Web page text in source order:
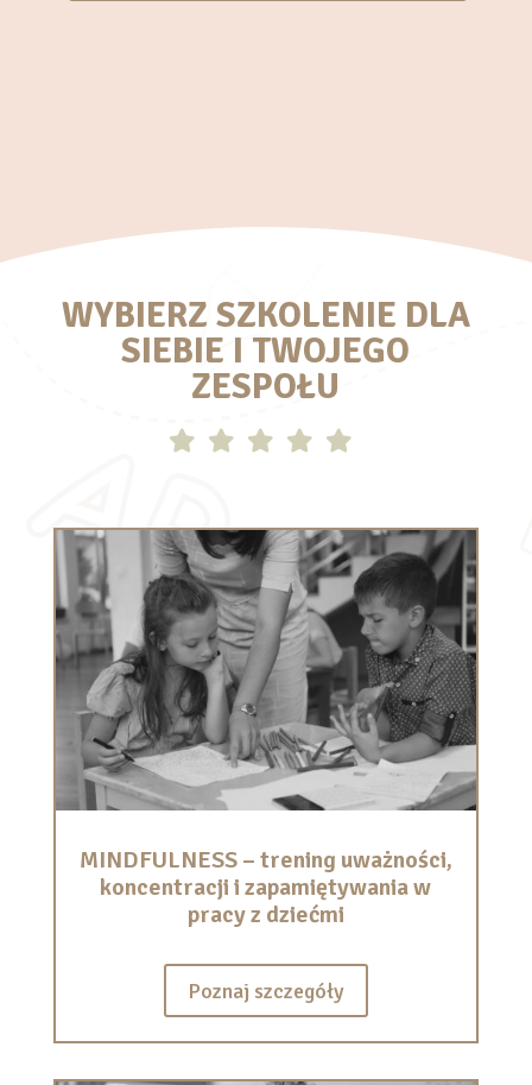
WYBIERZ SZKOLENIE DLA
SIEBIE I TWOJEGO
ZESPOŁU
    
MINDFULNESS – trening uważności,
koncentracji i zapamiętywania w
pracy z dziećmi
Poznaj szczegóły